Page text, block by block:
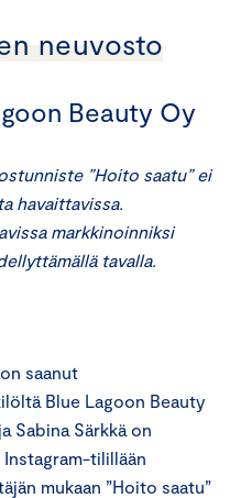
neuvosto
Beauty Oy
”Hoito saatu” ei
havaittavissa.
markkinoinniksi
tavalla.
saanut
Blue Lagoon Beauty
Sabina Särkkä on
tilillään
mukaan ”Hoito saatu”